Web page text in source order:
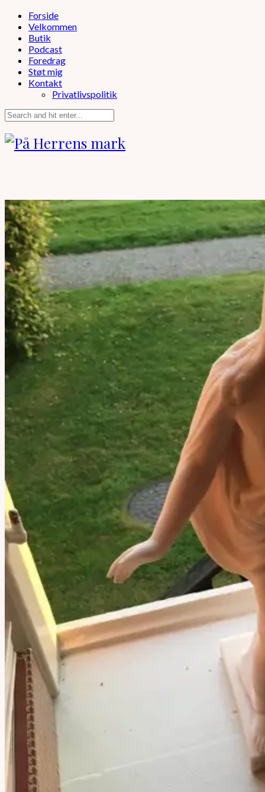
Forside
Velkommen
Butik
Podcast
Foredrag
Støt mig
Kontakt
Privatlivspolitik